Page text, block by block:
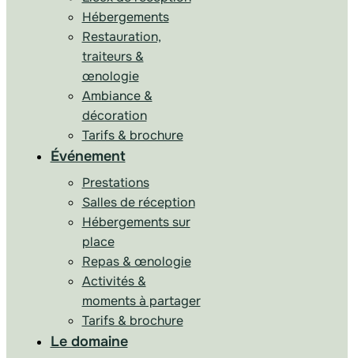
Hébergements
Restauration,
traiteurs &
œnologie
Ambiance &
décoration
Tarifs & brochure
Événement
Prestations
Salles de réception
Hébergements sur
place
Repas & œnologie
Activités &
moments à partager
Tarifs & brochure
Le domaine